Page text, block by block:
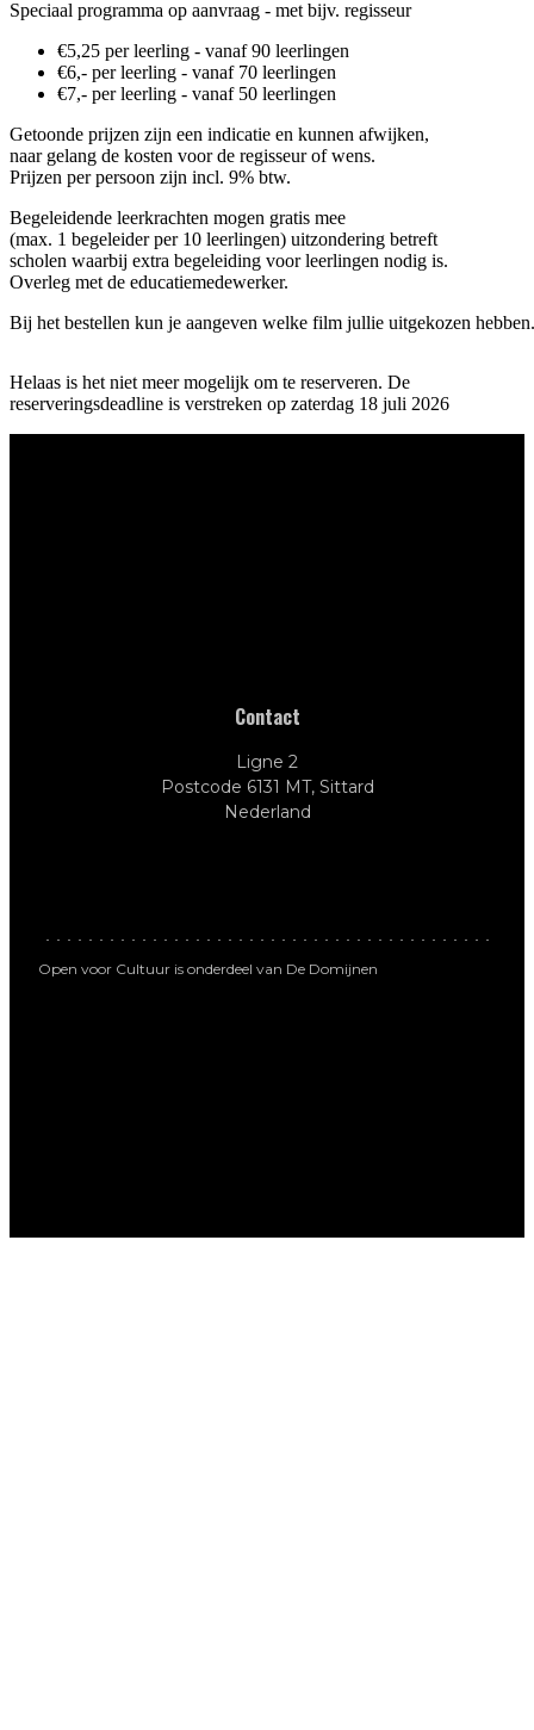
Speciaal programma op aanvraag - met bijv. regisseur
€5,25 per leerling - vanaf 90 leerlingen
€6,- per leerling - vanaf 70 leerlingen
€7,- per leerling - vanaf 50 leerlingen
Getoonde prijzen zijn een indicatie en kunnen afwijken,
naar gelang de kosten voor de regisseur of wens.
Prijzen per persoon zijn incl. 9% btw.
Begeleidende leerkrachten mogen gratis mee
(max. 1 begeleider per 10 leerlingen) uitzondering betreft
scholen waarbij extra begeleiding voor leerlingen nodig is.
Overleg met de educatiemedewerker.
Bij het bestellen kun je aangeven welke film jullie uitgekozen hebben.
Helaas is het niet meer mogelijk om te reserveren. De
reserveringsdeadline is verstreken op zaterdag 18 juli 2026
Contact
Ligne 2
Postcode 6131 MT, Sittard
Nederland
Open voor Cultuur is onderdeel van De Domijnen